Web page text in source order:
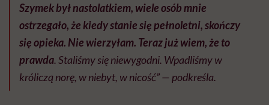
Szymek był nastolatkiem, wiele osób mnie
ostrzegało, że kiedy stanie się pełnoletni, skończy
się opieka. Nie wierzyłam. Teraz już wiem, że to
prawda. Staliśmy się niewygodni. Wpadliśmy w
króliczą norę, w niebyt, w nicość” — podkreśla.